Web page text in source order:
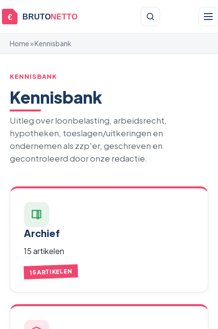
€ BRUTONETTO
Home» Kennisbank
KENNISBANK
Kennisbank
Uitleg over loonbelasting, arbeidsrecht,
hypotheken, toeslagen/uitkeringen en
ondernemen als zzp'er, geschreven en
gecontroleerd door onze redactie.
Archief
15 artikelen
15 ARTIKELEN